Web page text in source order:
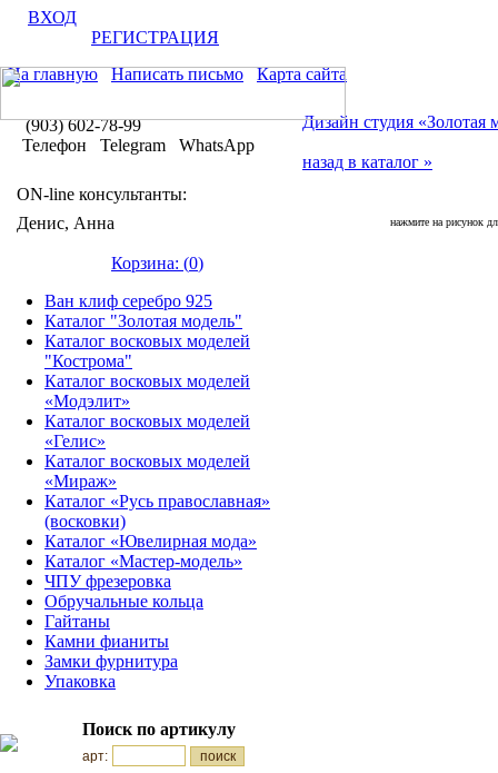
ВХОД
РЕГИСТРАЦИЯ
На главную
Написать письмо Карта сайта
(903) 602-78-99
Телефон Telegram WhatsApp
ON-line консультанты:
Денис, Анна
Корзина: (0)
Ван клиф серебро 925
Каталог "Золотая модель"
Каталог восковых моделей
"Кострома"
Каталог восковых моделей
«Модэлит»
Каталог восковых моделей
«Гелис»
Каталог восковых моделей
«Мираж»
Каталог «Русь православная»
(восковки)
Каталог «Ювелирная мода»
Каталог «Мастер-модель»
ЧПУ фрезеровка
Обручальные кольца
Гайтаны
Камни фианиты
Замки фурнитура
Упаковка
Поиск по артикулу
арт:
Дизайн студия «Золотая
назад в каталог »
нажмите на рисунок